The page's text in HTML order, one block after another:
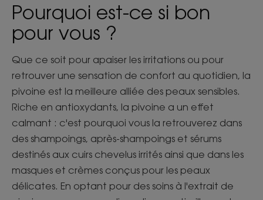
Pourquoi est-ce si bon
pour vous ?
Que ce soit pour apaiser les irritations ou pour
retrouver une sensation de confort au quotidien, la
pivoine est la meilleure alliée des peaux sensibles.
Riche en antioxydants, la pivoine a un effet
calmant : c'est pourquoi vous la retrouverez dans
des shampoings, après-shampoings et sérums
destinés aux cuirs chevelus irrités ainsi que dans les
masques et crèmes conçus pour les peaux
délicates. En optant pour des soins à l'extrait de